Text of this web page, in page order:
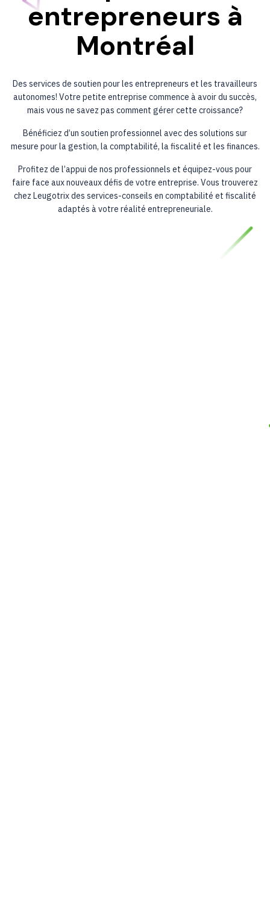
entrepreneurs à
Montréal
Des services de soutien pour les entrepreneurs et les travailleurs
autonomes! Votre petite entreprise commence à avoir du succès,
mais vous ne savez pas comment gérer cette croissance?
Bénéficiez d’un soutien professionnel avec des solutions sur
mesure pour la gestion, la comptabilité, la fiscalité et les finances.
Profitez de l’appui de nos professionnels et équipez-vous pour
faire face aux nouveaux défis de votre entreprise. Vous trouverez
chez Leugotrix des services-conseils en comptabilité et fiscalité
adaptés à votre réalité entrepreneuriale.